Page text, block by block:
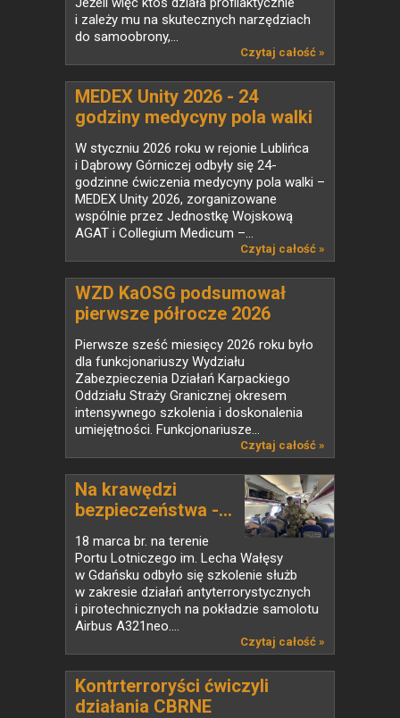
i zależy mu na skutecznych narzędziach
do samoobrony,...
Czytaj całość »
MEDEX Unity 2026 - 24
godziny medycyny pola walki
w praktyce
W styczniu 2026 roku w rejonie Lublińca
i Dąbrowy Górniczej odbyły się 24-
godzinne ćwiczenia medycyny pola walki –
MEDEX Unity 2026, zorganizowane
wspólnie przez Jednostkę Wojskową
AGAT i Collegium Medicum –...
Czytaj całość »
WZD KaOSG podsumował
pierwsze półrocze 2026
Pierwsze sześć miesięcy 2026 roku było
dla funkcjonariuszy Wydziału
Zabezpieczenia Działań Karpackiego
Oddziału Straży Granicznej okresem
intensywnego szkolenia i doskonalenia
umiejętności. Funkcjonariusze...
Czytaj całość »
Na krawędzi
bezpieczeństwa -...
18 marca br. na terenie
Portu Lotniczego im. Lecha Wałęsy
w Gdańsku odbyło się szkolenie służb
w zakresie działań antyterrorystycznych
i pirotechnicznych na pokładzie samolotu
Airbus A321neo....
Czytaj całość »
Kontrterroryści ćwiczyli
działania CBRNE